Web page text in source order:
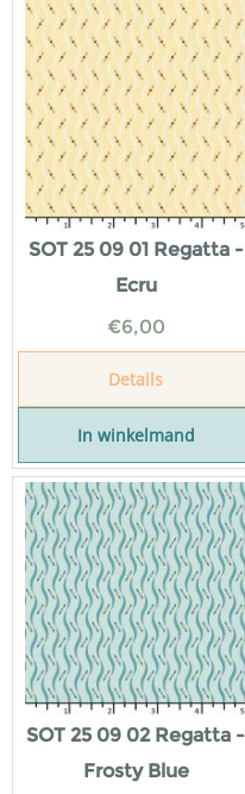
SOT 25 09 01 Regatta -
Ecru
€6,00
Details
In winkelmand
SOT 25 09 02 Regatta -
Frosty Blue